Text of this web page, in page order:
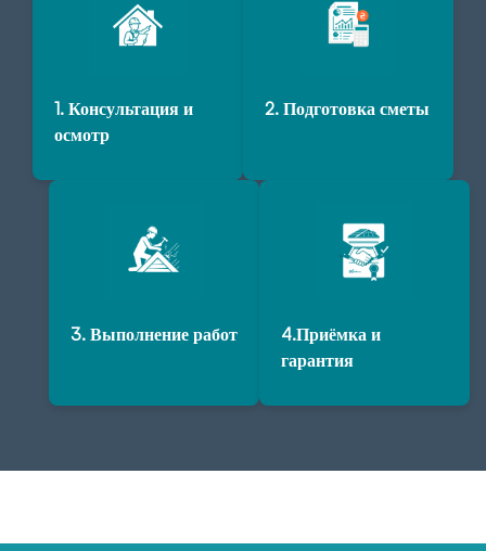
1. Консультация и
осмотр
2. Подготовка сметы
3. Выполнение работ
4.Приёмка и
гарантия